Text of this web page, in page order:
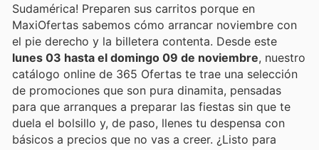
Sudamérica! Preparen sus carritos porque en
MaxiOfertas sabemos cómo arrancar noviembre con
el pie derecho y la billetera contenta. Desde este
lunes 03 hasta el domingo 09 de noviembre, nuestro
catálogo online de 365 Ofertas te trae una selección
de promociones que son pura dinamita, pensadas
para que arranques a preparar las fiestas sin que te
duela el bolsillo y, de paso, llenes tu despensa con
básicos a precios que no vas a creer. ¿Listo para